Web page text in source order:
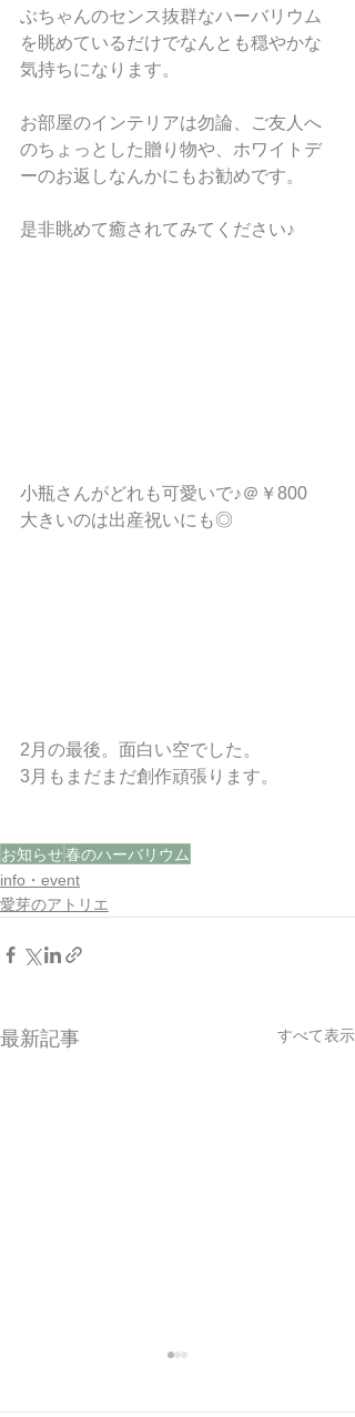
ぶちゃんのセンス抜群なハーバリウム
を眺めているだけでなんとも穏やかな
気持ちになります。
お部屋のインテリアは勿論、ご友人へ
のちょっとした贈り物や、ホワイトデ
ーのお返しなんかにもお勧めです。
是非眺めて癒されてみてください♪
小瓶さんがどれも可愛いで♪＠￥800
大きいのは出産祝いにも◎
2月の最後。面白い空でした。
3月もまだまだ創作頑張ります。
お知らせ春のハーバリウム
info・event
愛芽のアトリエ
最新記事 すべて表示